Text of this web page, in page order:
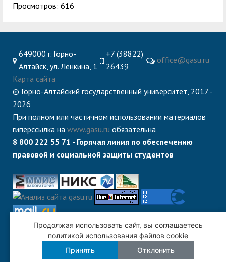
Просмотров: 616
649000 г. Горно-
Алтайск, ул. Ленкина, 1
+7 (38822)
26439
office@gasu.ru
Карта сайта
© Горно-Алтайский государственный университет, 2017 -
2026
При полном или частичном использовании материалов
гиперссылка на www.gasu.ru обязательна
8 800 222 55 71 - Горячая линия по обеспечению
правовой и социальной защиты студентов
Продолжая использовать сайт, вы соглашаетесь
политикой использования файлов cookie
Принять
Отклонить